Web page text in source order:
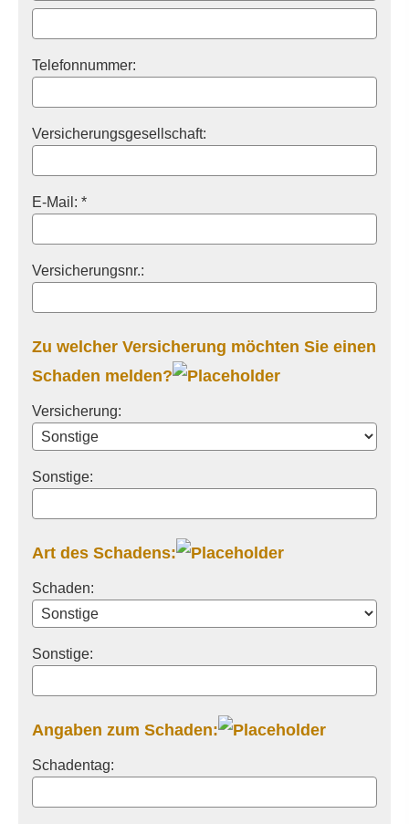
Telefonnummer:
Versicherungsgesellschaft:
E-Mail: *
Versicherungsnr.:
Zu welcher Versicherung möchten Sie einen
Schaden melden?
Versicherung:
Sonstige:
Art des Schadens:
Schaden:
Sonstige:
Angaben zum Schaden:
Schadentag: